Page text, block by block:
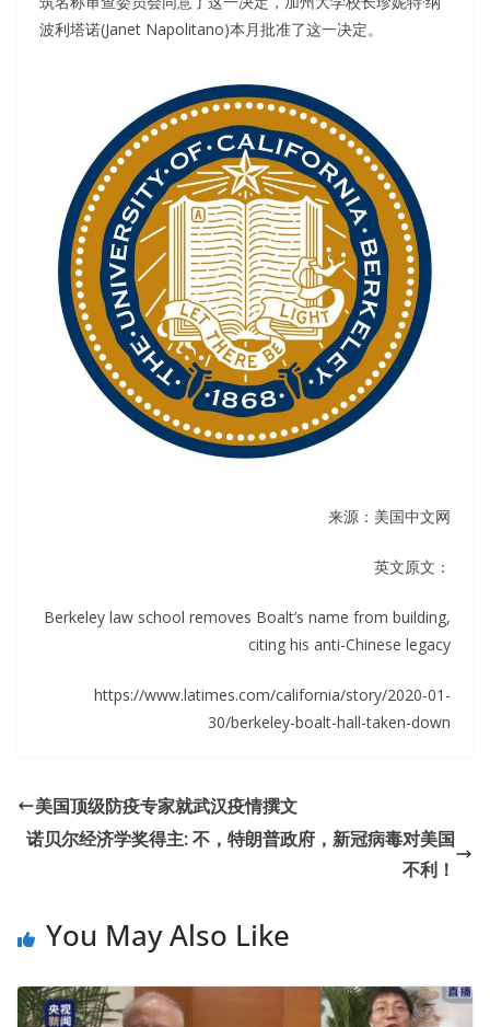
波利塔诺(Janet Napolitano)本月批准了这一决定。
来源：美国中文网
英文原文：
Berkeley law school removes Boalt’s name from building,
citing his anti-Chinese legacy
https://www.latimes.com/california/story/2020-01-
30/berkeley-boalt-hall-taken-down
美国顶级防疫专家就武汉疫情撰文
诺贝尔经济学奖得主: 不，特朗普政府，新冠病毒对美国
不利！
You May Also Like